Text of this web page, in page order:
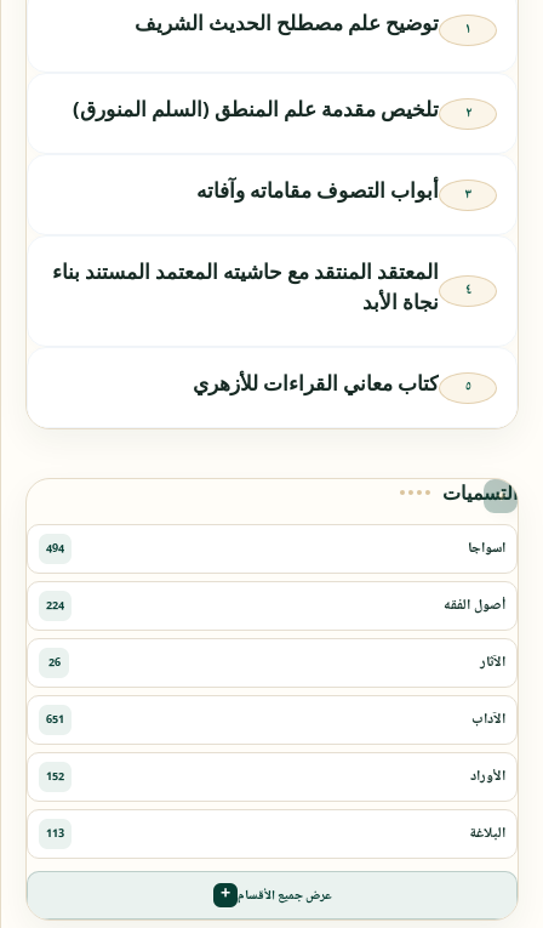
توضيح علم مصطلح الحديث الشريف
تلخيص مقدمة علم المنطق (السلم المنورق)
أبواب التصوف مقاماته وآفاته
المعتقد المنتقد مع حاشيته المعتمد المستند بناء
نجاة الأبد
كتاب معاني القراءات للأزهري
التسميات
عرض جميع الأقسام